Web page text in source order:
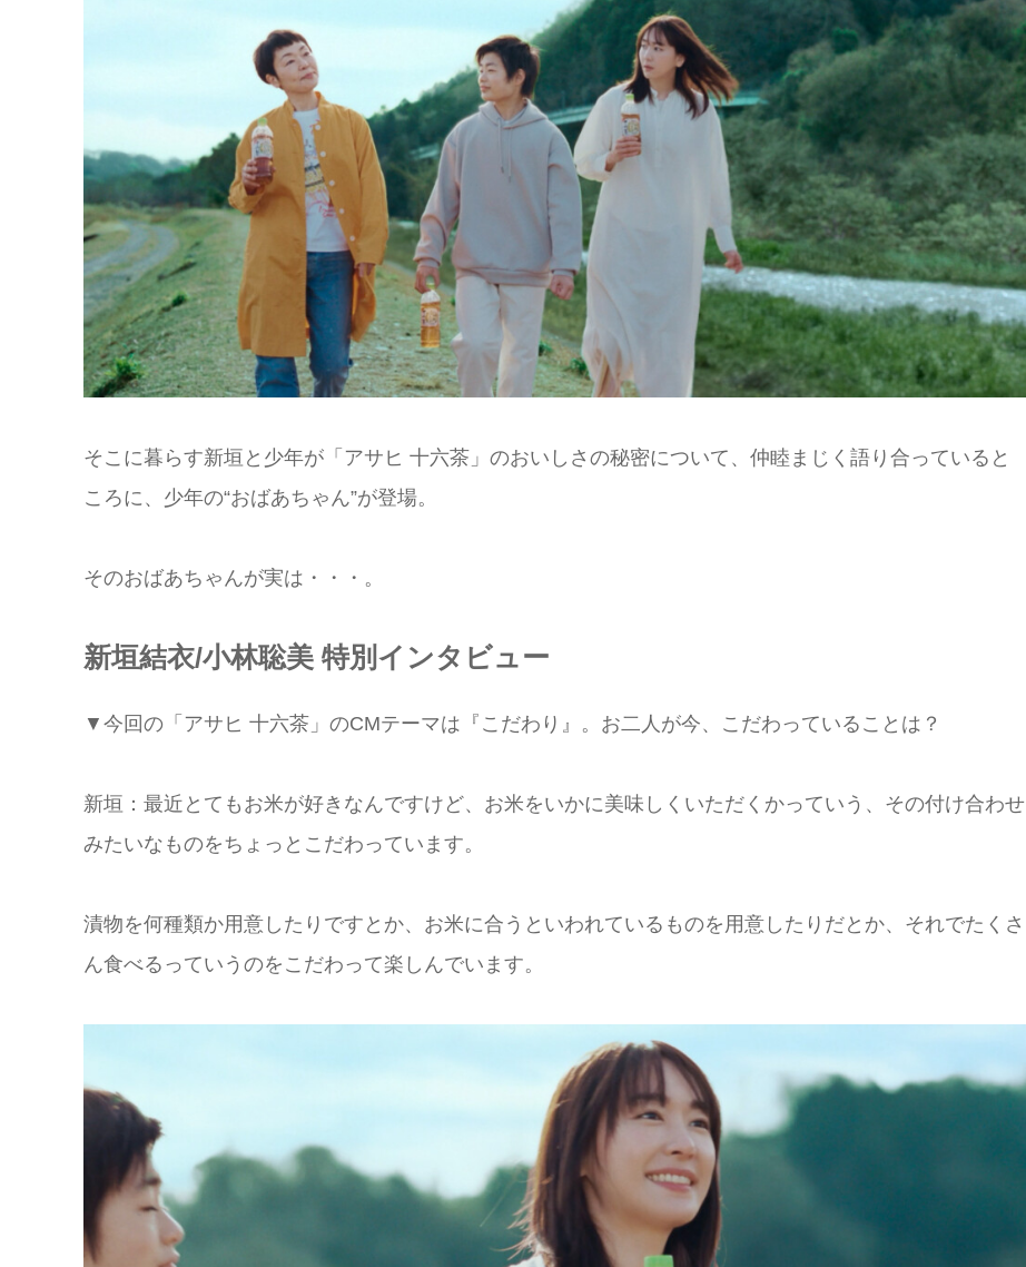
そこに暮らす新垣と少年が「アサヒ 十六茶」のおいしさの秘密について、仲睦まじく語り合っていると
ころに、少年の“おばあちゃん”が登場。
そのおばあちゃんが実は・・・。
新垣結衣/小林聡美 特別インタビュー
▼今回の「アサヒ 十六茶」のCMテーマは『こだわり』。お二人が今、こだわっていることは？
新垣：最近とてもお米が好きなんですけど、お米をいかに美味しくいただくかっていう、その付け合わせ
みたいなものをちょっとこだわっています。
漬物を何種類か用意したりですとか、お米に合うといわれているものを用意したりだとか、それでたくさ
ん食べるっていうのをこだわって楽しんでいます。